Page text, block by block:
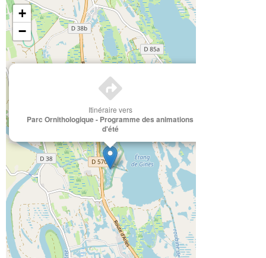
Itinéraire vers
Parc Ornithologique - Programme des animations
d'été
+
−